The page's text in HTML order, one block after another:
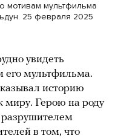
мотивам мультфильма
25 февраля 2025
увидеть
его мультфильма.
историю
миру. Герою на роду
разрушителем
в том, что